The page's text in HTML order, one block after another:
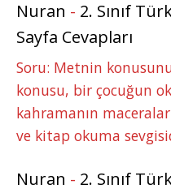
Nuran - 2. Sınıf
Sayfa Cevapları
Soru: Metnin
konusu, bir çocuğun
kahramanın
ve kitap okuma
Nuran - 2. Sınıf